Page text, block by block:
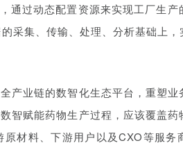
通过动态配置资源来实现工厂生
采集、传输、处理、分析基础上
产业链的数智化生态平台，重塑
智赋能药物生产过程，应该覆盖
材料、下游用户以及CXO等服务